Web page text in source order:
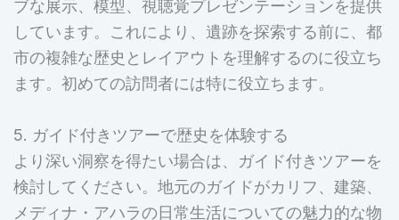
ブな展示、模型、視聴覚プレゼンテーションを提供
しています。これにより、遺跡を探索する前に、都
市の複雑な歴史とレイアウトを理解するのに役立ち
ます。初めての訪問者には特に役立ちます。
5. ガイド付きツアーで歴史を体験する
より深い洞察を得たい場合は、ガイド付きツアーを
検討してください。地元のガイドがカリフ、建築、
メディナ・アハラの日常生活についての魅力的な物